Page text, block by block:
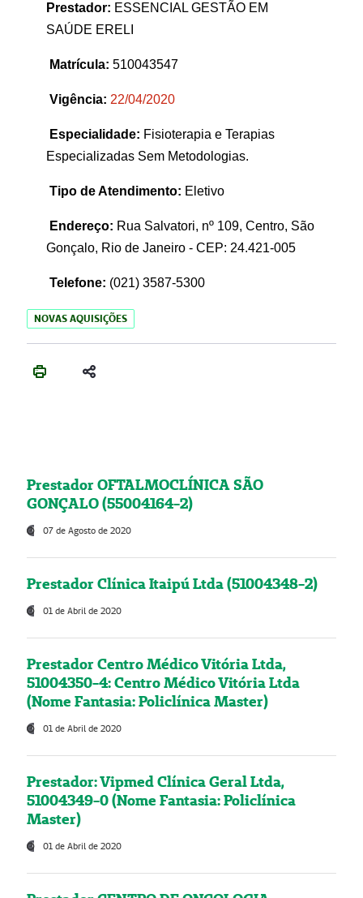
Prestador: ESSENCIAL GESTÃO EM
SAÚDE ERELI
Matrícula: 510043547
Vigência: 22/04/2020
Especialidade: Fisioterapia e Terapias
Especializadas Sem Metodologias.
Tipo de Atendimento: Eletivo
Endereço: Rua Salvatori, nº 109, Centro, São
Gonçalo, Rio de Janeiro - CEP: 24.421-005
Telefone: (021) 3587-5300
NOVAS AQUISIÇÕES
Prestador OFTALMOCLÍNICA SÃO
GONÇALO (55004164-2)
07 de Agosto de 2020
Prestador Clínica Itaipú Ltda (51004348-2)
01 de Abril de 2020
Prestador Centro Médico Vitória Ltda,
51004350-4: Centro Médico Vitória Ltda
(Nome Fantasia: Policlínica Master)
01 de Abril de 2020
Prestador: Vipmed Clínica Geral Ltda,
51004349-0 (Nome Fantasia: Policlínica
Master)
01 de Abril de 2020